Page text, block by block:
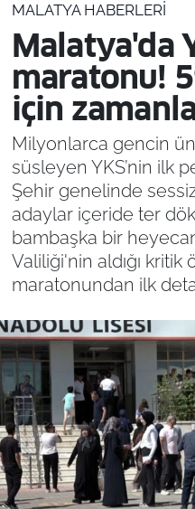
MALATYA HABERLERI
Malatya'da
maratonu!
için
Milyonlarca gencin
süsleyen YKS’nin ilk
Şehir genelinde
adaylar içeride ter
bambaşka bir
Valiliği'nin aldığı
maratonundan ilk
Resmi İlanlar
Son Dakika Haberleri
Haber Arşivi